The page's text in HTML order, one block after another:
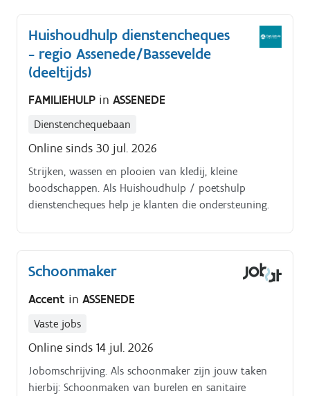
Huishoudhulp dienstencheques
- regio Assenede/Bassevelde
(deeltijds)
FAMILIEHULP in ASSENEDE
Dienstenchequebaan
Online sinds 30 jul. 2026
Strijken, wassen en plooien van kledij, kleine
boodschappen. Als Huishoudhulp / poetshulp
dienstencheques help je klanten die ondersteuning.
Schoonmaker
Accent in ASSENEDE
Vaste jobs
Online sinds 14 jul. 2026
Jobomschrijving. Als schoonmaker zijn jouw taken
hierbij: Schoonmaken van burelen en sanitaire